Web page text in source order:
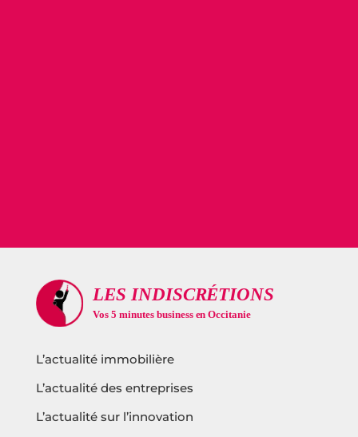
L’actualité immobilière
L’actualité des entreprises
L’actualité sur l’innovation